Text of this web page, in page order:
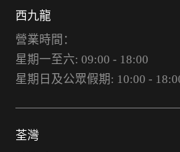
西九龍
營業時間：
星期一至六: 09:00 - 18:00
星期日及公眾假期: 10:00 -
荃灣